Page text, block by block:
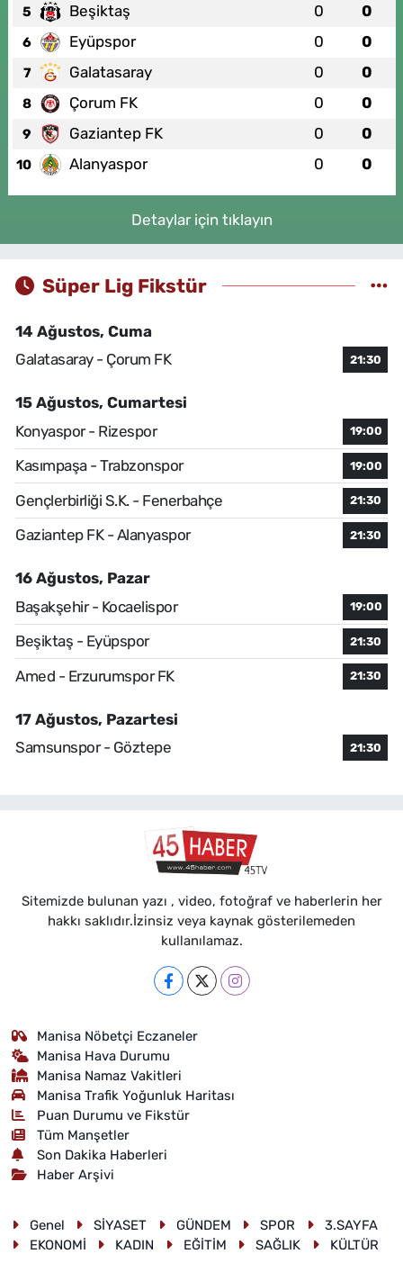
5 Beşiktaş 0 0
6 Eyüpspor 0 0
7 Galatasaray 0 0
8 Çorum FK 0 0
9 Gaziantep FK 0 0
10 Alanyaspor 0 0
Detaylar için tıklayın
Süper Lig Fikstür
14 Ağustos, Cuma
Galatasaray - Çorum FK
21:30
15 Ağustos, Cumartesi
Konyaspor - Rizespor
19:00
Kasımpaşa - Trabzonspor 19:00
Gençlerbirliği S.K. - Fenerbahçe 21:30
Gaziantep FK - Alanyaspor 21:30
16 Ağustos, Pazar
Başakşehir - Kocaelispor
19:00
Beşiktaş - Eyüpspor 21:30
Amed - Erzurumspor FK 21:30
17 Ağustos, Pazartesi
Samsunspor - Göztepe
21:30
Sitemizde bulunan yazı , video, fotoğraf ve haberlerin her
hakkı saklıdır.İzinsiz veya kaynak gösterilemeden
kullanılamaz.
Manisa Nöbetçi Eczaneler
Manisa Hava Durumu
Manisa Namaz Vakitleri
Manisa Trafik Yoğunluk Haritası
Puan Durumu ve Fikstür
Tüm Manşetler
Son Dakika Haberleri
Haber Arşivi
Genel SİYASET GÜNDEM SPOR
3.SAYFA
EKONOMİ
KADIN EĞİTİM SAĞLIK KÜLTÜR